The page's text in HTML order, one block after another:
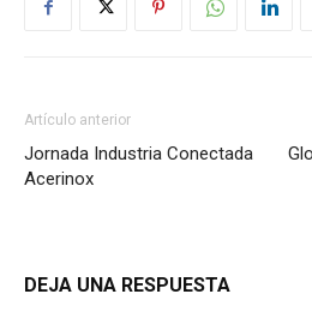
Artículo anterior
Jornada Industria Conectada
Acerinox
DEJA UNA RESPUESTA